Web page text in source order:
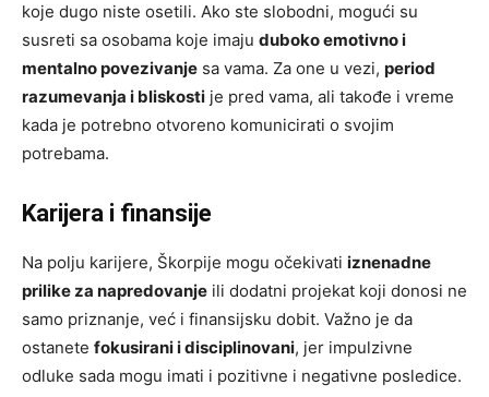
koje dugo niste osetili. Ako ste slobodni, mogući su
susreti sa osobama koje imaju duboko emotivno i
mentalno povezivanje sa vama. Za one u vezi, period
razumevanja i bliskosti je pred vama, ali takođe i vreme
kada je potrebno otvoreno komunicirati o svojim
potrebama.
Karijera i finansije
Na polju karijere, Škorpije mogu očekivati iznenadne
prilike za napredovanje ili dodatni projekat koji donosi ne
samo priznanje, već i finansijsku dobit. Važno je da
ostanete fokusirani i disciplinovani, jer impulzivne
odluke sada mogu imati i pozitivne i negativne posledice.